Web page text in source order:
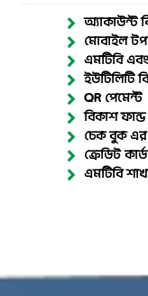
অ্যাকাউন্ট
মোবাইল
এমটিবি
ইউটিলিটি
QR পেমেন্ট
বিকাশ ফান্ড
চেক বুক
ক্রেডিট
এমটিবি